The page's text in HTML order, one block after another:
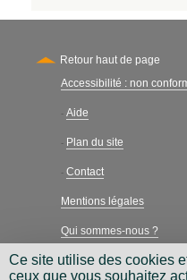
Retour haut de page
Secondary
Accessibilité : non
- Aide
- Plan du site
- Contact
Mentions légales
Qui sommes-nous ?
Charte néthique
Ce site utilise des cookies
ceux que vous souhaitez